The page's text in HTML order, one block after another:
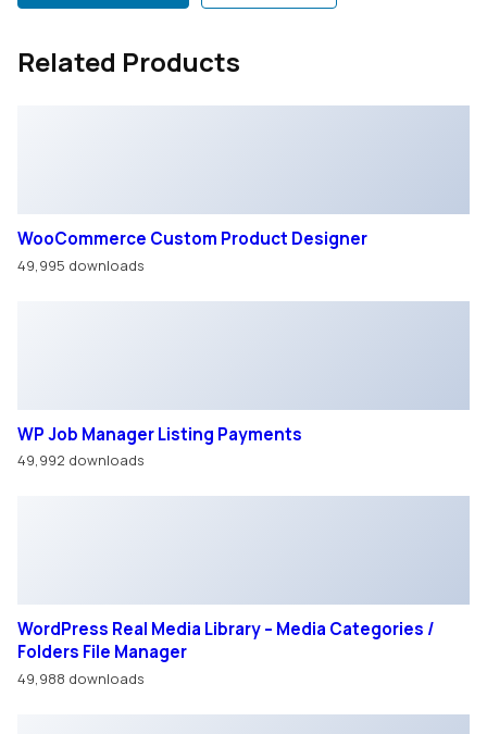
Related Products
49,992 downloads
WordPress Real Media Library – Media Categories /
Оставить
заявку Записаться
Подобрать
настройках браузера.
Хорошо
© ООО «ВОСТОК ТРАК»
разрешения администрации сайта.